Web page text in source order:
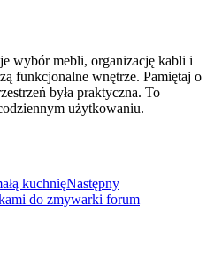
wybór mebli, organizację kabli i
funkcjonalne wnętrze. Pamiętaj o
była praktyczna. To
użytkowaniu.
kuchnięNastępny
do zmywarki forum